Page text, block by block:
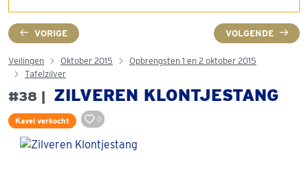
VORIGE VOLGENDE
Veilingen Oktober 2015
Opbrengsten 1 en 2 oktober 2015
Tafelzilver
#38 | ZILVEREN KLONTJESTANG
Kavel verkocht 0